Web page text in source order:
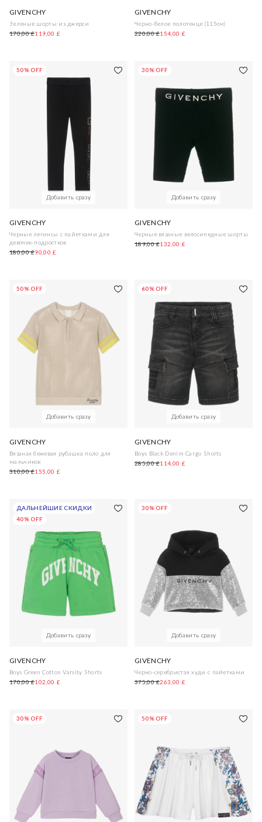
GIVENCHY
Зеленые шорты из джерси
170,00 £119,00 £
GIVENCHY
Черно-белое полотенце (115см)
220,00 £154,00 £
50% OFF
Добавить сразу
GIVENCHY
Черные легинсы с пайетками для
девочек-подростков
180,00 £90,00 £
30% OFF
Добавить сразу
GIVENCHY
Черные вязаные велосипедные шорты
189,00 £132,00 £
50% OFF
Добавить сразу
GIVENCHY
Вязаная бежевая рубашка поло для
мальчиков
310,00 £155,00 £
60% OFF
Добавить сразу
GIVENCHY
Boys Black Denim Cargo Shorts
285,00 £114,00 £
ДАЛЬНЕЙШИЕ СКИДКИ
40% OFF
Добавить сразу
GIVENCHY
Boys Green Cotton Varsity Shorts
170,00 £102,00 £
30% OFF
Добавить сразу
GIVENCHY
Черно-серебристая худи с пайетками
375,00 £263,00 £
30% OFF 50% OFF